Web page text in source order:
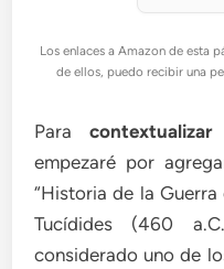
Los enlaces a Amazon de esta
de ellos, puedo recibir una
Para contextualizar
empezaré por
“Historia de la
Tucídides (460
considerado uno de